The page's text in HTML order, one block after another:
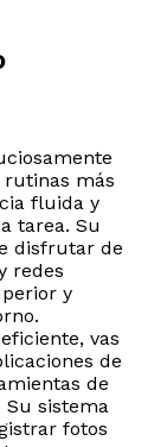
más
fluida y
tarea. Su
disfrutar de
redes
y
vas
de
de
Su sistema
fotos